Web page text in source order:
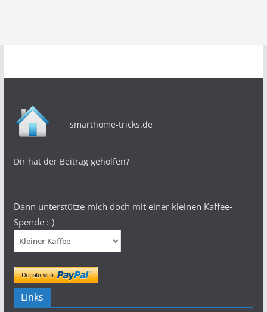
smarthome-tricks.de
Dir hat der Beitrag geholfen?
Dann unterstütze mich doch mit einer kleinen Kaffee-
Spende :-)
Links